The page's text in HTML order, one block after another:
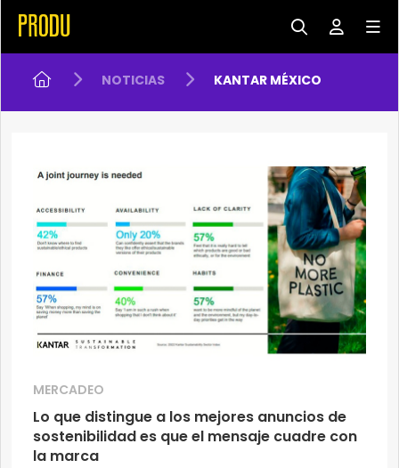
NOTICIAS KANTAR MÉXICO
MERCADEO
Lo que distingue a los mejores anuncios de
sostenibilidad es que el mensaje cuadre con
la marca